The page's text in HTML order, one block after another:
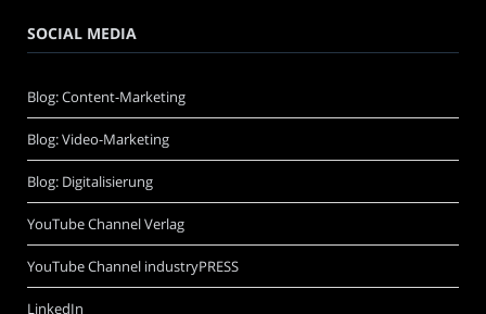
SOCIAL MEDIA
Blog: Content-Marketing
Blog: Video-Marketing
Blog: Digitalisierung
YouTube Channel Verlag
YouTube Channel industryPRESS
LinkedIn